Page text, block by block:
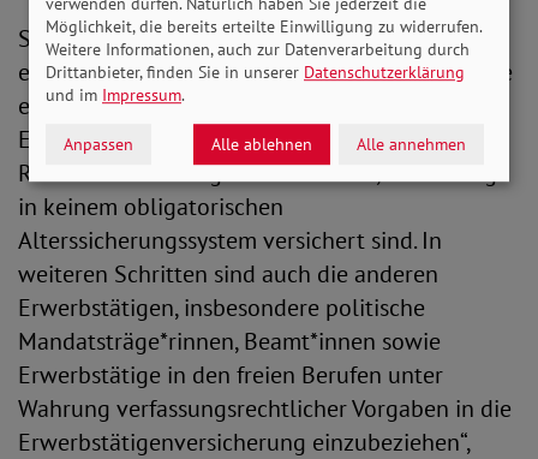
Stattdessen schlägt der SoVD die Einführung
einer Erwerbstätigenversicherung vor, in die alle
einbezogen werden. „Hier sind zunächst alle
Erwerbstätigen in die gesetzliche
Rentenversicherung einzubeziehen, die bislang
in keinem obligatorischen
Alterssicherungssystem versichert sind. In
weiteren Schritten sind auch die anderen
Erwerbstätigen, insbesondere politische
Mandatsträge*rinnen, Beamt*innen sowie
Erwerbstätige in den freien Berufen unter
Wahrung verfassungsrechtlicher Vorgaben in die
Erwerbstätigenversicherung einzubeziehen“,
Möglichkeit, die bereits erteilte Einwilligung zu widerrufen.
Weitere Informationen, auch zur Datenverarbeitung durch
Drittanbieter, finden Sie in unserer Datenschutzerklärung
und im Impressum.
Anpassen Alle ablehnen Alle annehmen